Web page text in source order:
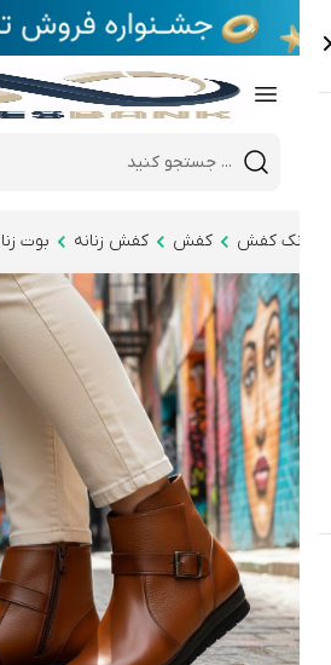
Mobile header search
e
کفش کفش کفش زنانه بوت زنانه